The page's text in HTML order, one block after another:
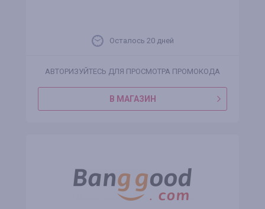
Осталось 20 дней
АВТОРИЗУЙТЕСЬ ДЛЯ ПРОСМОТРА ПРОМОКОДА
В МАГАЗИН